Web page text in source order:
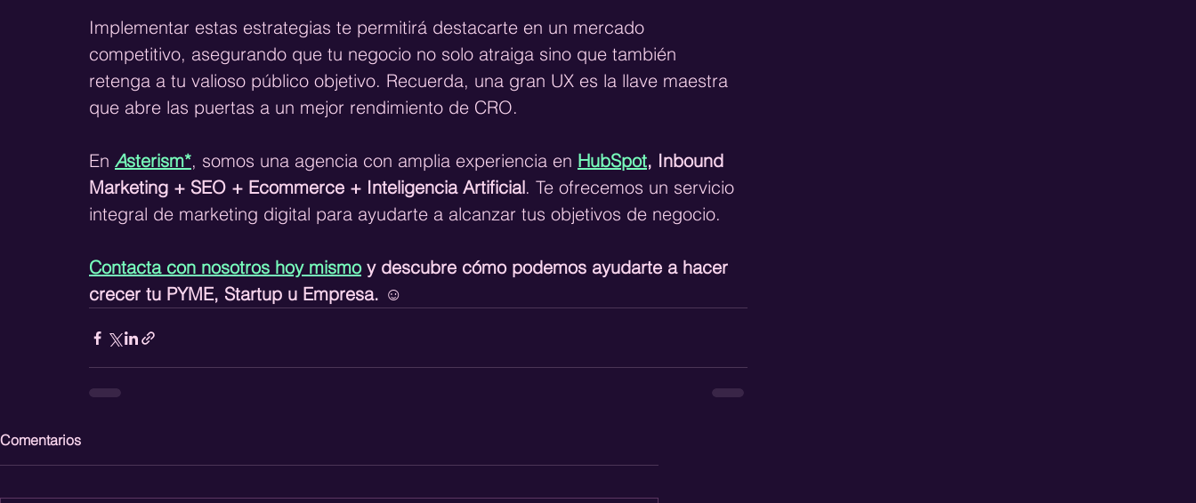
Implementar estas estrategias te permitirá destacarte en un mercado
competitivo, asegurando que tu negocio no solo atraiga sino que también
retenga a tu valioso público objetivo. Recuerda, una gran UX es la llave maestra
que abre las puertas a un mejor rendimiento de CRO.
En Asterism*, somos una agencia con amplia experiencia en HubSpot, Inbound
Marketing + SEO + Ecommerce + Inteligencia Artificial. Te ofrecemos un servicio
integral de marketing digital para ayudarte a alcanzar tus objetivos de negocio.
Contacta con nosotros hoy mismo y descubre cómo podemos ayudarte a hacer
crecer tu PYME, Startup u Empresa. ☺️
Comentarios